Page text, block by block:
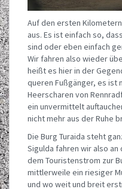
Auf den ersten
aus. Es ist einfach so,
sind oder eben einfach
Wir fahren also wieder
heißt es hier in der
queren Fußgänger, es ist
Heerscharen von
ein unvermittelt
nicht mehr aus der Ruhe
Die Burg Turaida steht
Sigulda fahren wir also
dem Touristenstrom zur
mittlerweile ein riesiger
und wo weit und breit